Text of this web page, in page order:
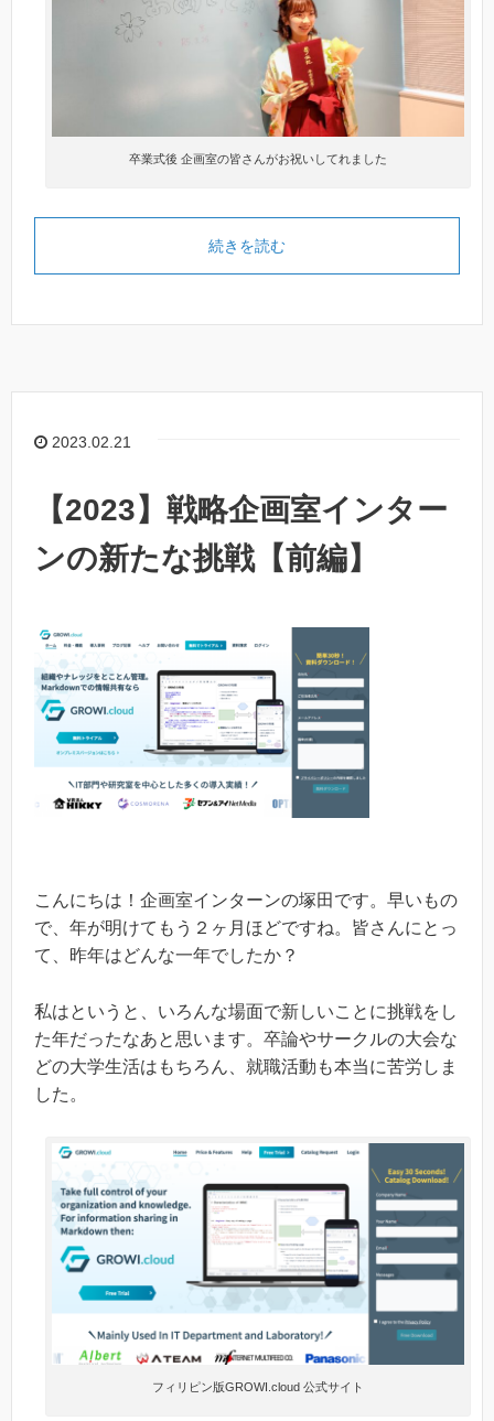
卒業式後 企画室の皆さんがお祝いしてれました
続きを読む
2023.02.21
【2023】戦略企画室インター
ンの新たな挑戦【前編】
こんにちは！企画室インターンの塚田です。早いもの
で、年が明けてもう２ヶ月ほどですね。皆さんにとっ
て、昨年はどんな一年でしたか？
私はというと、いろんな場面で新しいことに挑戦をし
た年だったなあと思います。卒論やサークルの大会な
どの大学生活はもちろん、就職活動も本当に苦労しま
した。
フィリピン版GROWI.cloud 公式サイト